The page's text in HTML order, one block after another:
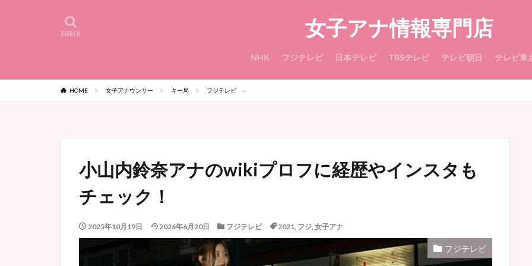
女子アナ情報専門店
NHK フジテレビ 日本テレビ TBSテレビ テレビ朝日 テレビ東
HOME 女子アナウンサー キー局 フジテレビ
小山内鈴奈アナのwikiプロフに経歴やインスタも
チェック！
2025年10月19日 2026年6月20日 フジテレビ 2021, フジ, 女子アナ
フジテレビ